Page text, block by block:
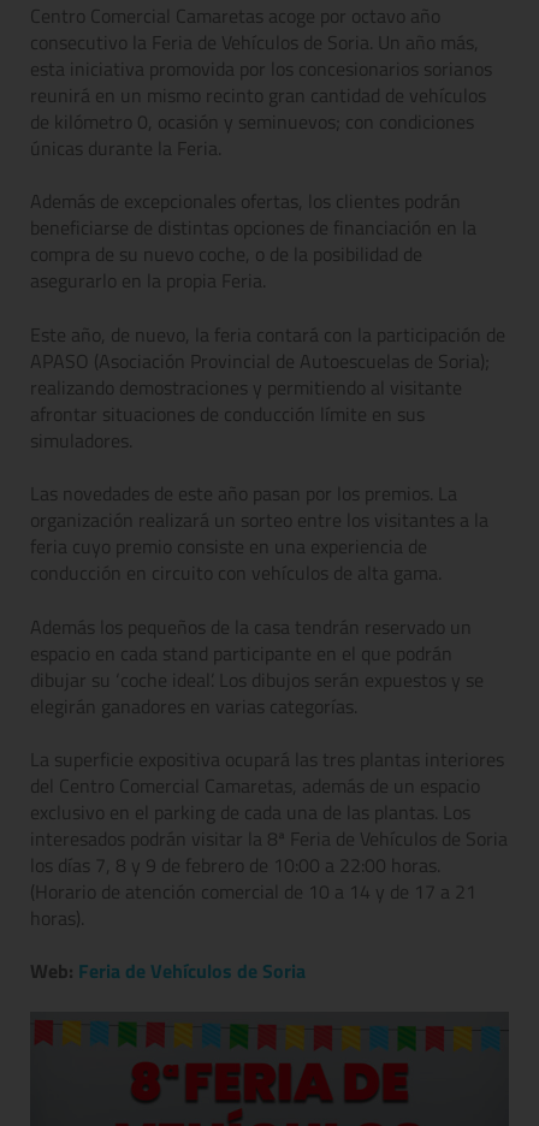
Centro Comercial Camaretas acoge por octavo año
consecutivo la Feria de Vehículos de Soria. Un año más,
esta iniciativa promovida por los concesionarios sorianos
reunirá en un mismo recinto gran cantidad de vehículos
de kilómetro 0, ocasión y seminuevos; con condiciones
únicas durante la Feria.
Además de excepcionales ofertas, los clientes podrán
beneficiarse de distintas opciones de financiación en la
compra de su nuevo coche, o de la posibilidad de
asegurarlo en la propia Feria.
Este año, de nuevo, la feria contará con la participación de
APASO (Asociación Provincial de Autoescuelas de Soria);
realizando demostraciones y permitiendo al visitante
afrontar situaciones de conducción límite en sus
simuladores.
Las novedades de este año pasan por los premios. La
organización realizará un sorteo entre los visitantes a la
feria cuyo premio consiste en una experiencia de
conducción en circuito con vehículos de alta gama.
Además los pequeños de la casa tendrán reservado un
espacio en cada stand participante en el que podrán
dibujar su ‘coche ideal’. Los dibujos serán expuestos y se
elegirán ganadores en varias categorías.
La superficie expositiva ocupará las tres plantas interiores
del Centro Comercial Camaretas, además de un espacio
exclusivo en el parking de cada una de las plantas. Los
interesados podrán visitar la 8ª Feria de Vehículos de Soria
los días 7, 8 y 9 de febrero de 10:00 a 22:00 horas.
(Horario de atención comercial de 10 a 14 y de 17 a 21
horas).
Web: Feria de Vehículos de Soria